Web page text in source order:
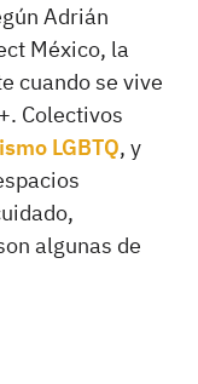
Adrián
México, la
cuando se vive
Colectivos
LGBTQ, y
algunas de